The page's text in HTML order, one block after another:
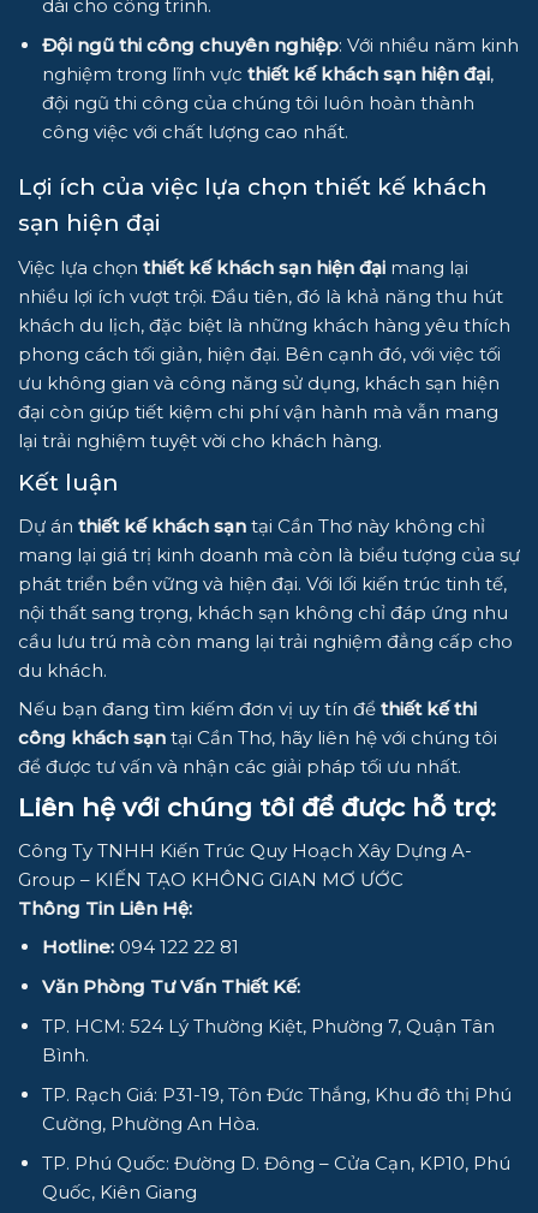
dài cho công trình.
Đội ngũ thi công chuyên nghiệp: Với nhiều năm kinh
nghiệm trong lĩnh vực thiết kế khách sạn hiện đại,
đội ngũ thi công của chúng tôi luôn hoàn thành
công việc với chất lượng cao nhất.
Lợi ích của việc lựa chọn thiết kế khách
sạn hiện đại
Việc lựa chọn thiết kế khách sạn hiện đại mang lại
nhiều lợi ích vượt trội. Đầu tiên, đó là khả năng thu hút
khách du lịch, đặc biệt là những khách hàng yêu thích
phong cách tối giản, hiện đại. Bên cạnh đó, với việc tối
ưu không gian và công năng sử dụng, khách sạn hiện
đại còn giúp tiết kiệm chi phí vận hành mà vẫn mang
lại trải nghiệm tuyệt vời cho khách hàng.
Kết luận
Dự án thiết kế khách sạn tại Cần Thơ này không chỉ
mang lại giá trị kinh doanh mà còn là biểu tượng của sự
phát triển bền vững và hiện đại. Với lối kiến trúc tinh tế,
nội thất sang trọng, khách sạn không chỉ đáp ứng nhu
cầu lưu trú mà còn mang lại trải nghiệm đẳng cấp cho
du khách.
Nếu bạn đang tìm kiếm đơn vị uy tín để thiết kế thi
công khách sạn tại Cần Thơ, hãy liên hệ với chúng tôi
để được tư vấn và nhận các giải pháp tối ưu nhất.
Liên hệ với chúng tôi để được hỗ trợ:
Công Ty TNHH Kiến Trúc Quy Hoạch Xây Dựng A-
Group – KIẾN TẠO KHÔNG GIAN MƠ ƯỚC
Thông Tin Liên Hệ:
Hotline:094 122 22 81
Văn Phòng Tư Vấn Thiết Kế:
TP. HCM: 524 Lý Thường Kiệt, Phường 7, Quận Tân
Bình.
TP. Rạch Giá: P31-19, Tôn Đức Thắng, Khu đô thị Phú
Cường, Phường An Hòa.
TP. Phú Quốc: Đường D. Đông – Cửa Cạn, KP10, Phú
Quốc, Kiên Giang